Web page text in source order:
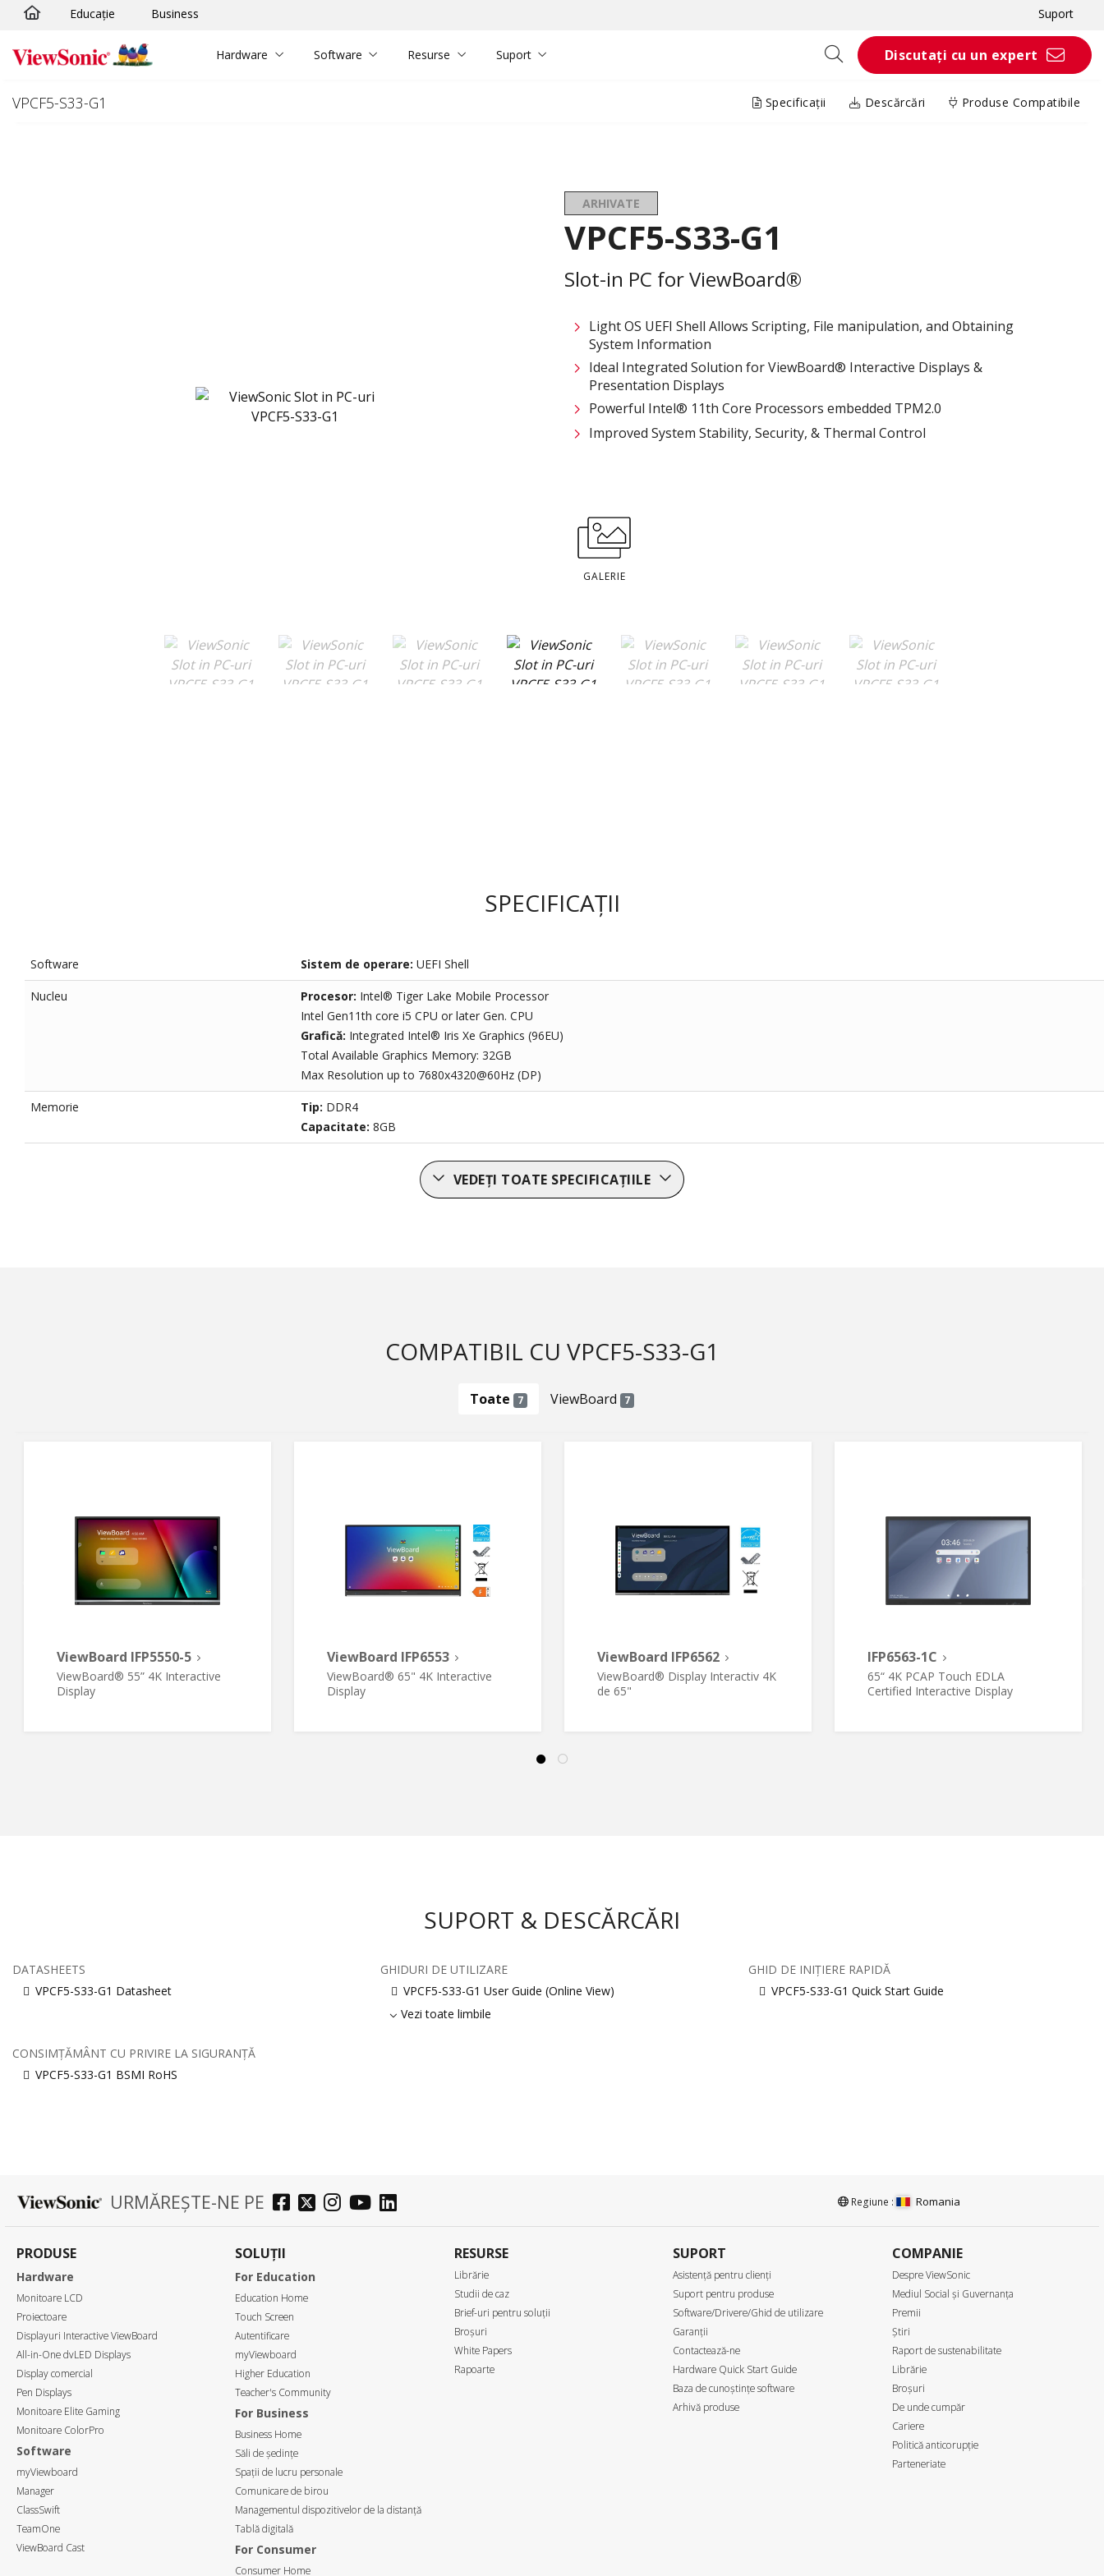
Sari la conținutul principal
Educație Business Suport
Hardware Software Resurse Suport Discutați cu un expert
VPCF5-S33-G1 Specificații Descărcări Produse Compatibile
ARHIVATE
VPCF5-S33-G1
Slot-in PC for ViewBoard®
Light OS UEFI Shell Allows Scripting, File manipulation, and Obtaining
System Information
Ideal Integrated Solution for ViewBoard® Interactive Displays &
Presentation Displays
Powerful Intel® 11th Core Processors​ embedded TPM2.0
Improved System Stability, Security, & Thermal Control
GALERIE
SPECIFICAȚII
Software Sistem de operare: UEFI Shell
Nucleu Procesor: Intel® Tiger Lake Mobile Processor
Intel Gen11th core i5 CPU or later Gen. CPU
Grafică: Integrated Intel® Iris Xe Graphics (96EU)
Total Available Graphics Memory: 32GB
Max Resolution up to 7680x4320@60Hz (DP)
Memorie Tip: DDR4
Capacitate: 8GB
VEDEȚI TOATE SPECIFICAȚIILE
COMPATIBIL CU VPCF5-S33-G1
Toate 7 ViewBoard 7
ViewBoard IFP5550-5
ViewBoard® 55” 4K Interactive
Display
ViewBoard IFP6553
ViewBoard® 65" 4K Interactive
Display
ViewBoard IFP6562
ViewBoard® Display Interactiv 4K
de 65"
IFP6563-1C
65“ 4K PCAP Touch EDLA
Certified Interactive Display
SUPORT & DESCĂRCĂRI
DATASHEETS
VPCF5-S33-G1 Datasheet
GHIDURI DE UTILIZARE
VPCF5-S33-G1 User Guide (Online View)
Vezi toate limbile
GHID DE INIȚIERE RAPIDĂ
VPCF5-S33-G1 Quick Start Guide
CONSIMȚĂMÂNT CU PRIVIRE LA SIGURANȚĂ
VPCF5-S33-G1 BSMI RoHS
URMĂREȘTE-NE PE Regiune : Romania
PRODUSE
Hardware
Monitoare LCD
Proiectoare
Displayuri Interactive ViewBoard
All-in-One dvLED Displays
Display comercial
Pen Displays
Monitoare Elite Gaming
Monitoare ColorPro
Software
myViewboard
Manager
ClassSwift
TeamOne
ViewBoard Cast
SOLUȚII
For Education
Education Home
Touch Screen
Autentificare
myViewboard
Higher Education
Teacher's Community
For Business
Business Home
Săli de ședințe
Spații de lucru personale
Comunicare de birou
Managementul dispozitivelor de la distanță
Tablă digitală
For Consumer
Consumer Home
RESURSE
Librărie
Studii de caz
Brief-uri pentru soluții
Broșuri
White Papers
Rapoarte
SUPORT
Asistență pentru clienți
Suport pentru produse
Software/Drivere/Ghid de utilizare
Garanții
Contactează-ne
Hardware Quick Start Guide
Baza de cunoștințe software
Arhivă produse
COMPANIE
Despre ViewSonic
Mediul Social și Guvernanța
Premii
Știri
Raport de sustenabilitate
Librărie
Broșuri
De unde cumpăr
Cariere
Politică anticorupție
Parteneriate